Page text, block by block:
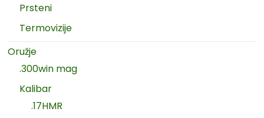
Prsteni
Termovizije
Oružje
.300win mag
Kalibar
.17HMR